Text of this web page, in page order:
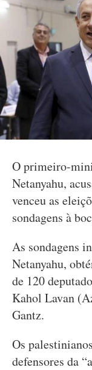
O primeiro-
Netanyahu,
venceu as
sondagens à
As sondagens
Netanyahu,
de 120
Kahol Lavan
Gantz.
Os
defensores da